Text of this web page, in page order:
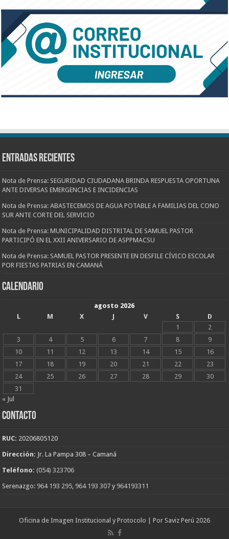
Entradas recientes
Nota de Prensa: SEGURIDAD CIUDADANA BRINDA RESPUESTA OPORTUNA
ANTE DIVERSAS EMERGENCIAS E INCIDENCIAS
Nota de Prensa: ABASTECEMOS DE AGUA POTABLE A FAMILIAS DEL CONO
SUR ANTE CORTE DEL SERVICIO
Nota de Prensa: MUNICIPALIDAD DISTRITAL DE SAMUEL PASTOR
PARTICIPÓ EN EL XXII ANIVERSARIO DE ASPPMACSU
Nota de Prensa: SAMUEL PASTOR PRESENTE EN DESFILE CÍVICO ESCOLAR
POR FIESTAS PATRIAS EN CAMANÁ
CALENDARIO
agosto 2026
L
M X J V S
D
1
2
3
4 5 6 7 8
9
10
11 12 13 14 15
16
17
18 19 20 21 22
23
24
25 26 27 28 29
30
31
« Jul
CONTACTO
RUC: 20206805120
Dirección: Jr. La Pampa 308 – Camaná
Teléfono: (054) 323706
Serenazgo: 964 193 295, 964 193 307 y 964193311
Oficina de Imagen Institucional y Protocolo | Por Saviz Perú 2026